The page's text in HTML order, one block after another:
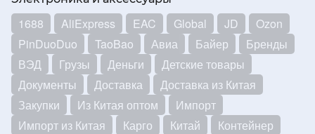
1688 AliExpress EAC Global JD
Ozon
PinDuoDuo
TaoBao Авиа Байер
Бренды
ВЭД
Грузы Деньги
Детские товары
Документы
Доставка
Доставка из Китая
Закупки
Из Китая оптом
Импорт
Импорт из Китая
Карго Китай
Контейнер